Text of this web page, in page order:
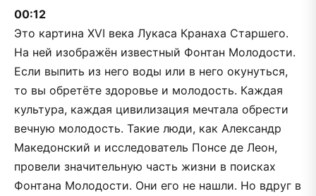
00:12
Это картина XVI века Лукаса Кранаха Старшего.
На ней изображён известный Фонтан Молодости.
Если выпить из него воды или в него окунуться,
то вы обретёте здоровье и молодость. Каждая
культура, каждая цивилизация мечтала обрести
вечную молодость. Такие люди, как Александр
Македонский и исследователь Понсе де Леон,
провели значительную часть жизни в поисках
Фонтана Молодости. Они его не нашли. Но вдруг в